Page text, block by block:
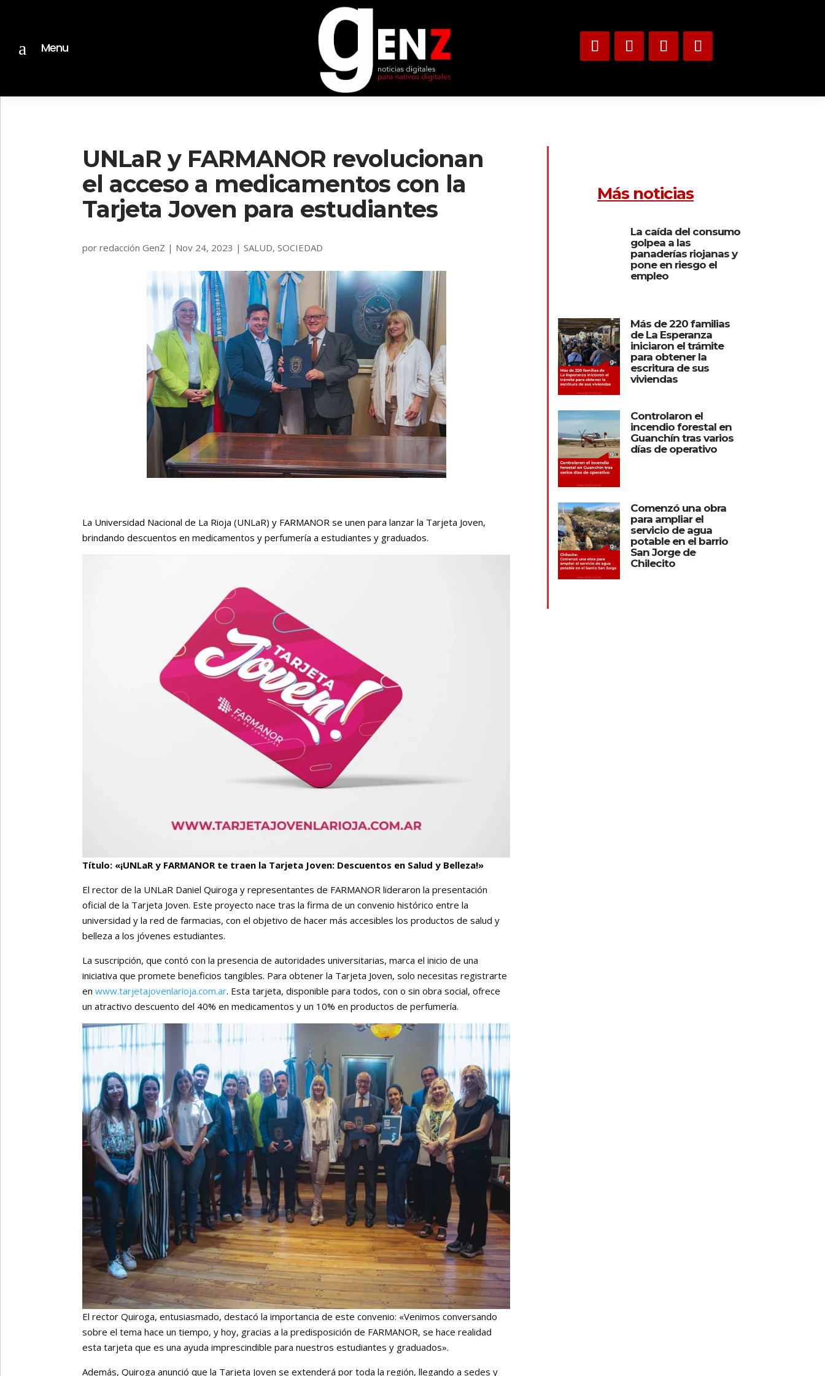
a Menu
UNLaR y FARMANOR revolucionan
el acceso a medicamentos con la
Tarjeta Joven para estudiantes
porredacción GenZ | Nov 24, 2023 |SALUD,SOCIEDAD
La Universidad Nacional de La Rioja (UNLaR) y FARMANOR se unen para lanzar la Tarjeta Joven,
brindando descuentos en medicamentos y perfumería a estudiantes y graduados.
Título: «¡UNLaR y FARMANOR te traen la Tarjeta Joven: Descuentos en Salud y Belleza!»
El rector de la UNLaR Daniel Quiroga y representantes de FARMANOR lideraron la presentación
oficial de la Tarjeta Joven. Este proyecto nace tras la firma de un convenio histórico entre la
universidad y la red de farmacias, con el objetivo de hacer más accesibles los productos de salud y
belleza a los jóvenes estudiantes.
La suscripción, que contó con la presencia de autoridades universitarias, marca el inicio de una
iniciativa que promete beneficios tangibles. Para obtener la Tarjeta Joven, solo necesitas registrarte
enwww.tarjetajovenlarioja.com.ar. Esta tarjeta, disponible para todos, con o sin obra social, ofrece
un atractivo descuento del 40% en medicamentos y un 10% en productos de perfumería.
El rector Quiroga, entusiasmado, destacó la importancia de este convenio: «Venimos conversando
sobre el tema hace un tiempo, y hoy, gracias a la predisposición de FARMANOR, se hace realidad
esta tarjeta que es una ayuda imprescindible para nuestros estudiantes y graduados».
Además, Quiroga anunció que la Tarjeta Joven se extenderá por toda la región, llegando a sedes y
Más noticias
La caída del consumo
golpea a las
panaderías riojanas y
pone en riesgo el
empleo
Más de 220 familias
de La Esperanza
iniciaron el trámite
para obtener la
escritura de sus
viviendas
Controlaron el
incendio forestal en
Guanchín tras varios
días de operativo
Comenzó una obra
para ampliar el
servicio de agua
potable en el barrio
San Jorge de
Chilecito